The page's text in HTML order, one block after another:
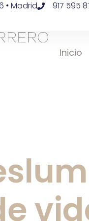
• Madrid 917 595
Inicio